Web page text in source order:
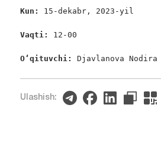
Kun: 15-dekabr, 2023-yil
Vaqti: 12-00
O‘qituvchi: Djavlanova Nodira
Ulashish: